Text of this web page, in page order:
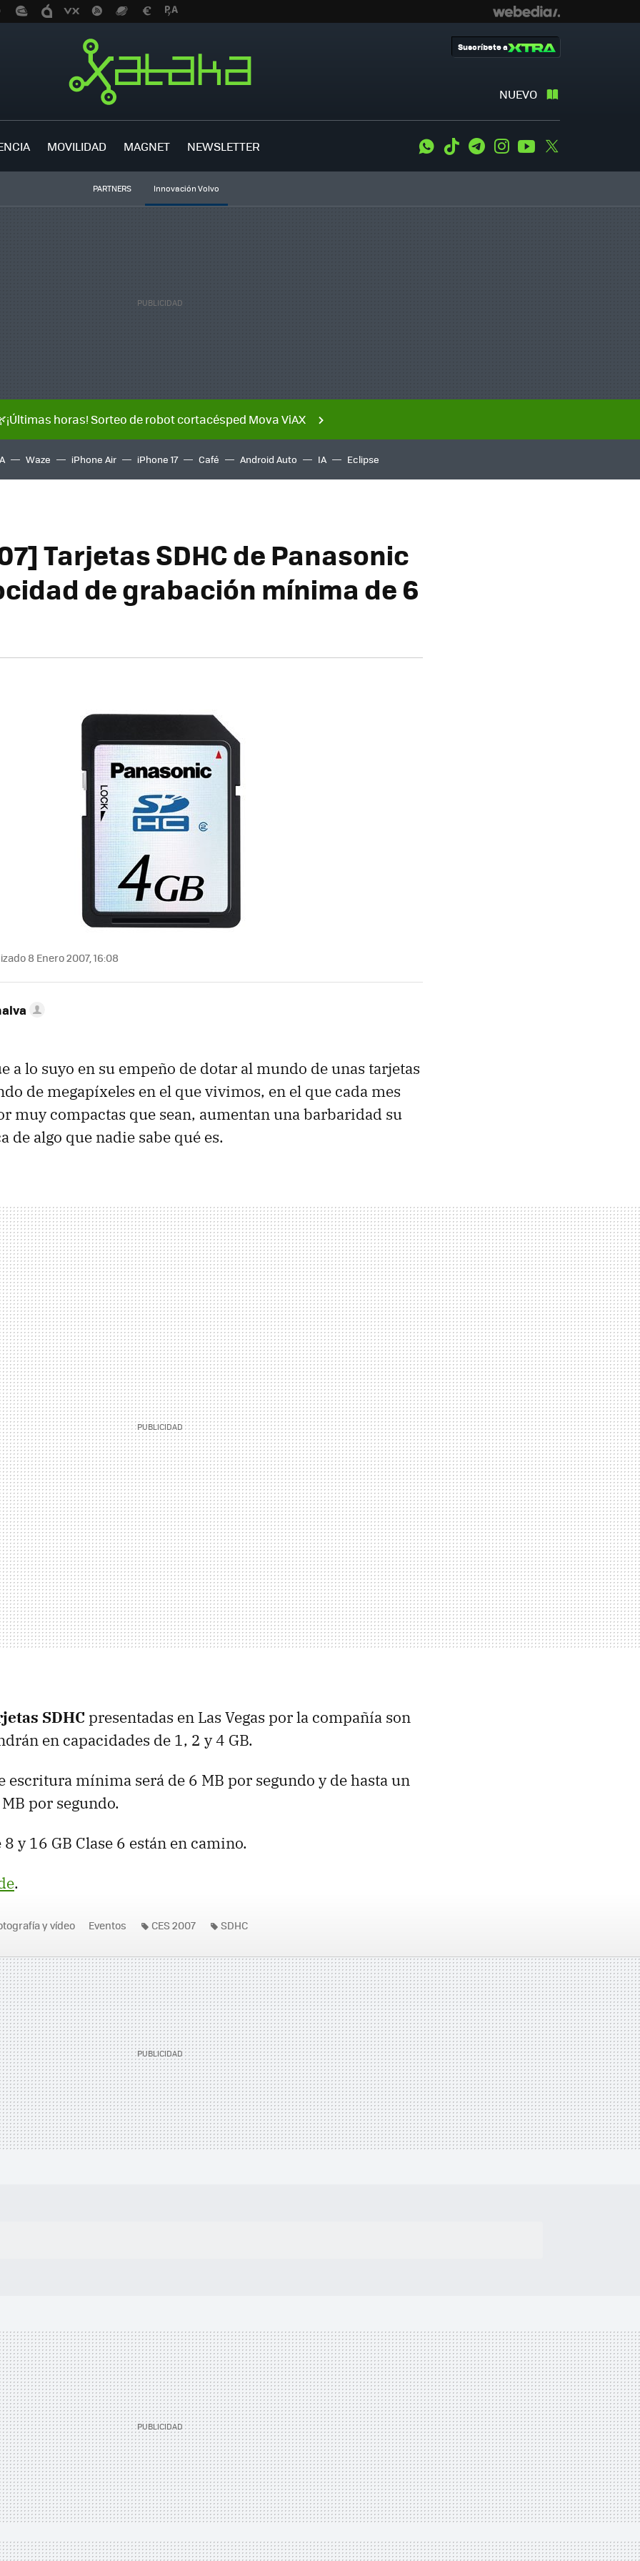
NUEVO
Suscríbete a
MOVILIDAD MAGNET NEWSLETTER WhatsApp
Tiktok TelegramInstagramYoutube
PARTNERS Innovación Volvo
horas! Sorteo de robot cortacésped Mova ViAX
Waze iPhone Air iPhone 17 Café Android Auto IA Eclipse
Tarjetas SDHC de Panasonic
de grabación mínima de 6
8 Enero 2007, 16:08
a lo suyo en su empeño de dotar al mundo de unas tarjetas
de megapíxeles en el que vivimos, en el que cada mes
muy compactas que sean, aumentan una barbaridad su
de algo que nadie sabe qué es.
SDHC presentadas en Las Vegas por la compañía son
en capacidades de 1, 2 y 4 GB.
escritura mínima será de 6 MB por segundo y de hasta un
por segundo.
y 16 GB Clase 6 están en camino.
.
y vídeo Eventos CES 2007 SDHC